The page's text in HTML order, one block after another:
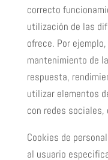
correcto
utilización de las
ofrece. Por
mantenimiento de
respuesta,
utilizar elementos
con redes sociales,
Cookies de
al usuario